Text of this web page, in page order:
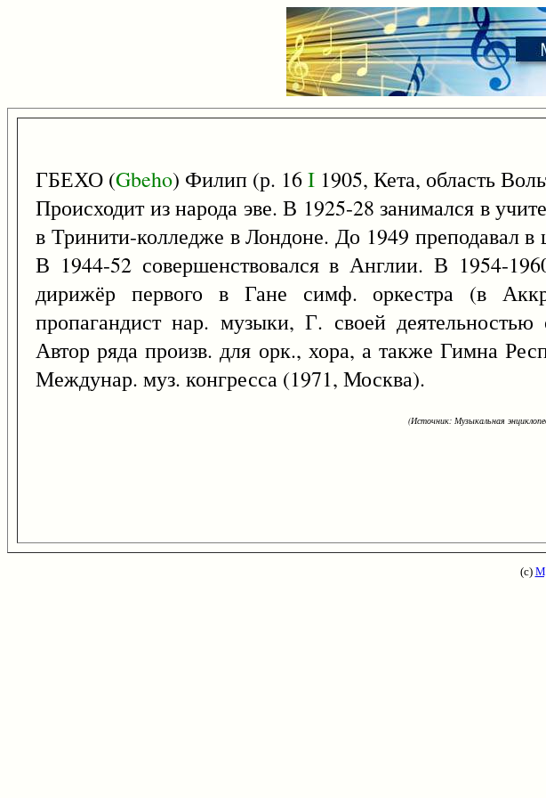
ГБЕХО (Gbeho) Филип (р. 16I 1905, Кета, область
Происходит из народа эве. В 1925-28 занимался в
в Тринити-колледже в Лондоне. До 1949 преподавал
В 1944-52 совершенствовался в Англии. В 1954-
дирижёр первого в Гане симф. оркестра (в
пропагандист нар. музыки, Г. своей
Автор ряда произв. для орк., хора, а также Гимна
Междунар. муз. конгресса (1971, Москва).
(Источник: Музыкальная
(с)